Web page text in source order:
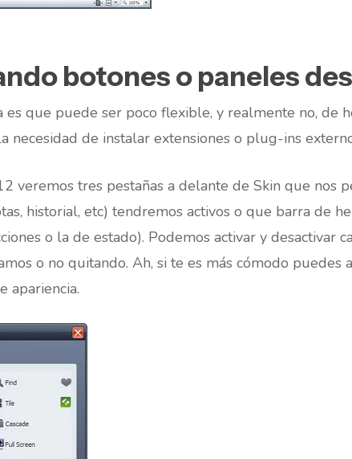
botones o paneles
es que puede ser poco flexible, y realmente no, de
necesidad de instalar extensiones o plug-ins
veremos tres pestañas a delante de Skin que nos
historial, etc) tendremos activos o que barra de
o la de estado). Podemos activar y desactivar
o no quitando. Ah, si te es más cómodo
apariencia.